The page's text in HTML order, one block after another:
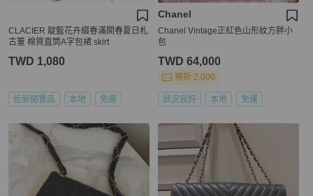
CLACIER 靛藍花卉綴春滿開春夏日札
古董 棉質直筒A字包裙 skirt
TWD 1,080
近新閒置品 本地 免運
Chanel
Chanel Vintage正紅色山形紋方胖小
包
TWD 64,000
現折 2,000
狀況良好 本地 免運